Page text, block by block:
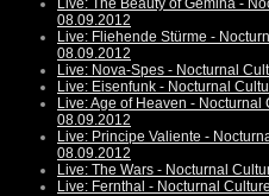
Live: The Beauty of Gemina -
08.09.2012
Live: Fliehende Stürme -
08.09.2012
Live: Nova-Spes - Nocturnal
Live: Eisenfunk - Nocturnal
Live: Age of Heaven -
08.09.2012
Live: Principe Valiente -
08.09.2012
Live: The Wars - Nocturnal
Live: Fernthal - Nocturnal